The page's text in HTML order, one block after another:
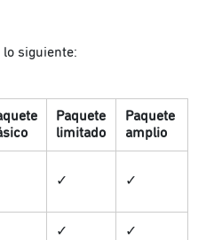
siguiente:
Paquete
limitado
Paquete
amplio
✓ ✓
✓ ✓